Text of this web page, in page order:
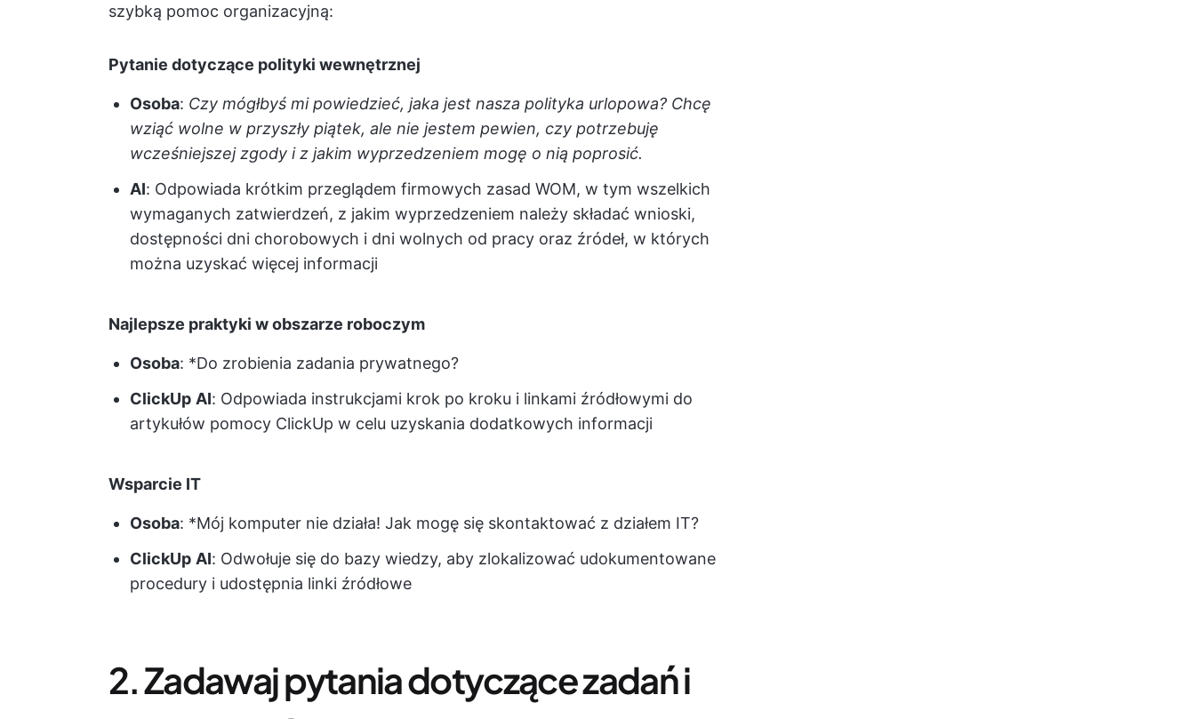
szybką pomoc organizacyjną:
Pytanie dotyczące polityki wewnętrznej
Osoba: Czy mógłbyś mi powiedzieć, jaka jest nasza polityka urlopowa? Chcę
wziąć wolne w przyszły piątek, ale nie jestem pewien, czy potrzebuję
wcześniejszej zgody i z jakim wyprzedzeniem mogę o nią poprosić.
AI: Odpowiada krótkim przeglądem firmowych zasad WOM, w tym wszelkich
wymaganych zatwierdzeń, z jakim wyprzedzeniem należy składać wnioski,
dostępności dni chorobowych i dni wolnych od pracy oraz źródeł, w których
można uzyskać więcej informacji
Najlepsze praktyki w obszarze roboczym
Osoba: *Do zrobienia zadania prywatnego?
ClickUp AI: Odpowiada instrukcjami krok po kroku i linkami źródłowymi do
artykułów pomocy ClickUp w celu uzyskania dodatkowych informacji
Wsparcie IT
Osoba: *Mój komputer nie działa! Jak mogę się skontaktować z działem IT?
ClickUp AI: Odwołuje się do bazy wiedzy, aby zlokalizować udokumentowane
procedury i udostępnia linki źródłowe
2. Zadawaj pytania dotyczące zadań i